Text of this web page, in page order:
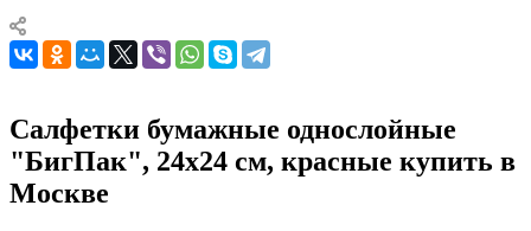
Салфетки бумажные однослойные
"БигПак", 24х24 см, красные купить в
Москве